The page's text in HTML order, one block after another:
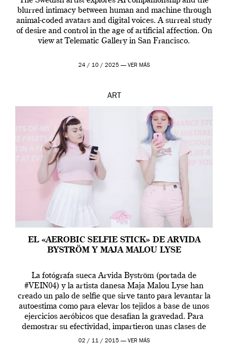
blurred intimacy between human and machine through
animal-coded avatars and digital voices. A surreal study
of desire and control in the age of artificial affection. On
view at Telematic Gallery in San Francisco.
24 / 10 / 2025 — VER MÁS
ART
EL «AEROBIC SELFIE STICK» DE ARVIDA
BYSTRÖM Y MAJA MALOU LYSE
La fotógrafa sueca Arvida Byström (portada de
#VEIN04) y la artista danesa Maja Malou Lyse han
creado un palo de selfie que sirve tanto para levantar la
autoestima como para elevar los tejidos a base de unos
ejercicios aeróbicos que desafían la gravedad. Para
demostrar su efectividad, impartieron unas clases de
prueba en el Tate […]
02 / 11 / 2015 — VER MÁS